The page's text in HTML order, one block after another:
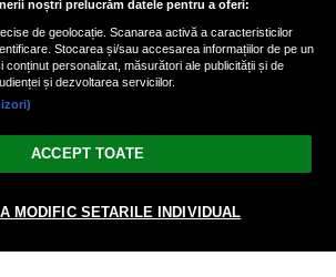
noștri prelucrăm datele pentru a oferi:
de geolocație. Scanarea activă a caracteristicilor
Stocarea și/sau accesarea informațiilor de pe un
conținut personalizat, măsurători ale publicității și de
și dezvoltarea serviciilor.
ACCEPT TOATE
MODIFIC SETARILE INDIVIDUAL